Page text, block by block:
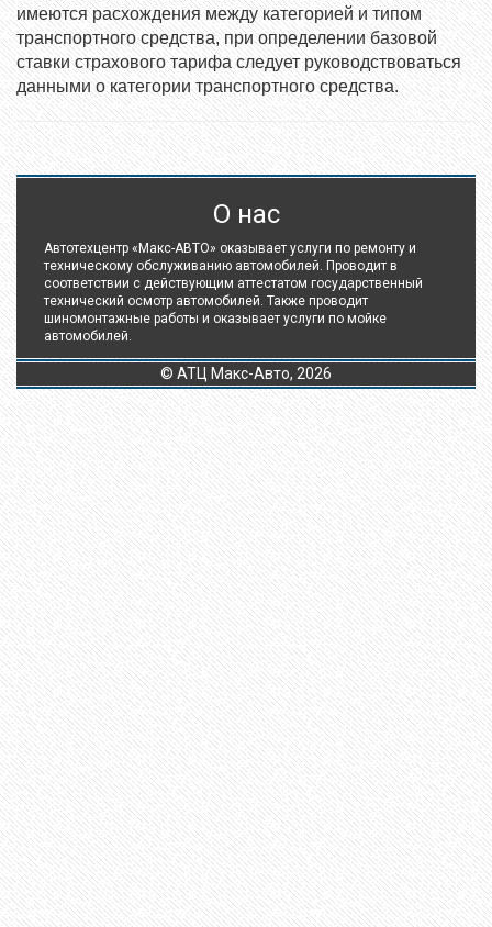
имеются расхождения между категорией и типом
транспортного средства, при определении базовой
ставки страхового тарифа следует руководствоваться
данными о категории транспортного средства.
О нас
Автотехцентр «Макс-АВТО» оказывает услуги по ремонту и
техническому обслуживанию автомобилей. Проводит в
соответствии с действующим аттестатом государственный
технический осмотр автомобилей. Также проводит
шиномонтажные работы и оказывает услуги по мойке
автомобилей.
© АТЦ Макс-Авто, 2026